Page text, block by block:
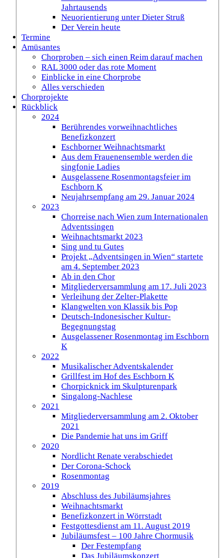
Jahrtausends
Neuorientierung unter Dieter Struß
Der Verein heute
Termine
Amüsantes
Chorproben – sich einen Reim darauf machen
RAL 3000 oder das rote Moment
Einblicke in eine Chorprobe
Alles verschieden
Chorprojekte
Rückblick
2024
Berührendes vorweihnachtliches
Benefizkonzert
Eschborner Weihnachtsmarkt
Aus dem Frauenensemble werden die
singfonie Ladies
Ausgelassene Rosenmontagsfeier im
Eschborn K
Neujahrsempfang am 29. Januar 2024
2023
Chorreise nach Wien zum Internationalen
Adventssingen
Weihnachtsmarkt 2023
Sing und tu Gutes
Projekt „Adventsingen in Wien“ startete
am 4. September 2023
Ab in den Chor
Mitgliederversammlung am 17. Juli 2023
Verleihung der Zelter-Plakette
Klangwelten von Klassik bis Pop
Deutsch-Indonesischer Kultur-
Begegnungstag
Ausgelassener Rosenmontag im Eschborn
K
2022
Musikalischer Adventskalender
Grillfest im Hof des Eschborn K
Chorpicknick im Skulpturenpark
Singalong-Nachlese
2021
Mitgliederversammlung am 2. Oktober
2021
Die Pandemie hat uns im Griff
2020
Nordlicht Renate verabschiedet
Der Corona-Schock
Rosenmontag
2019
Abschluss des Jubiläumsjahres
Weihnachtsmarkt
Benefizkonzert in Wörrstadt
Festgottesdienst am 11. August 2019
Jubiläumsfest – 100 Jahre Chormusik
Der Festempfang
Das Jubiläumskonzert